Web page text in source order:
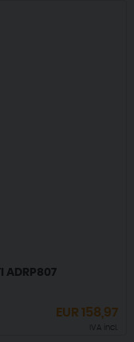
ADRP807
EUR158,97
IVA incl.